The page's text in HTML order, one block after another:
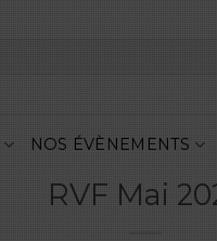
NOS ÉVÈNEMENTS
RVF Mai